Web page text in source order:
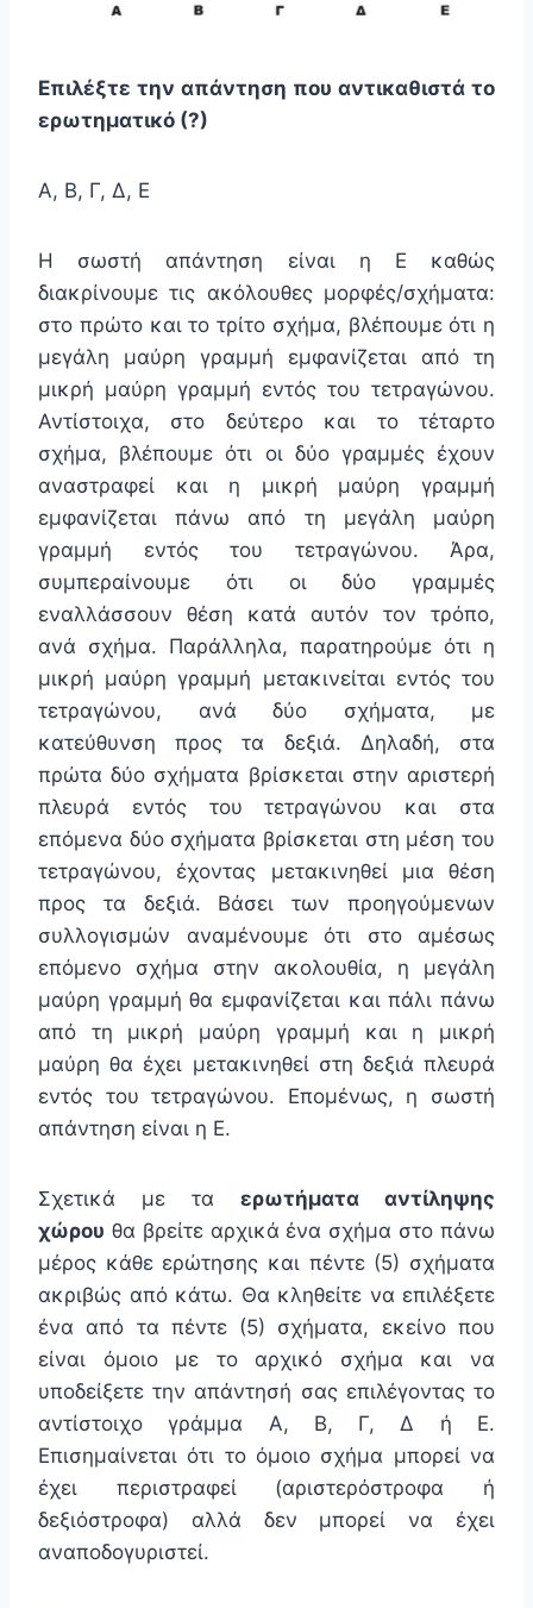
Επιλέξτε την απάντηση που αντικαθιστά το
ερωτηματικό (?)
Α, Β, Γ, Δ, Ε
Η σωστή απάντηση είναι η Ε καθώς
διακρίνουμε τις ακόλουθες μορφές/σχήματα:
στο πρώτο και το τρίτο σχήμα, βλέπουμε ότι η
μεγάλη μαύρη γραμμή εμφανίζεται από τη
μικρή μαύρη γραμμή εντός του τετραγώνου.
Αντίστοιχα, στο δεύτερο και το τέταρτο
σχήμα, βλέπουμε ότι οι δύο γραμμές έχουν
αναστραφεί και η μικρή μαύρη γραμμή
εμφανίζεται πάνω από τη μεγάλη μαύρη
γραμμή εντός του τετραγώνου. Άρα,
συμπεραίνουμε ότι οι δύο γραμμές
εναλλάσσουν θέση κατά αυτόν τον τρόπο,
ανά σχήμα. Παράλληλα, παρατηρούμε ότι η
μικρή μαύρη γραμμή μετακινείται εντός του
τετραγώνου, ανά δύο σχήματα, με
κατεύθυνση προς τα δεξιά. Δηλαδή, στα
πρώτα δύο σχήματα βρίσκεται στην αριστερή
πλευρά εντός του τετραγώνου και στα
επόμενα δύο σχήματα βρίσκεται στη μέση του
τετραγώνου, έχοντας μετακινηθεί μια θέση
προς τα δεξιά. Βάσει των προηγούμενων
συλλογισμών αναμένουμε ότι στο αμέσως
επόμενο σχήμα στην ακολουθία, η μεγάλη
μαύρη γραμμή θα εμφανίζεται και πάλι πάνω
από τη μικρή μαύρη γραμμή και η μικρή
μαύρη θα έχει μετακινηθεί στη δεξιά πλευρά
εντός του τετραγώνου. Επομένως, η σωστή
απάντηση είναι η Ε.
Σχετικά με τα ερωτήματα αντίληψης
χώρου θα βρείτε αρχικά ένα σχήμα στο πάνω
μέρος κάθε ερώτησης και πέντε (5) σχήματα
ακριβώς από κάτω. Θα κληθείτε να επιλέξετε
ένα από τα πέντε (5) σχήματα, εκείνο που
είναι όμοιο με το αρχικό σχήμα και να
υποδείξετε την απάντησή σας επιλέγοντας το
αντίστοιχο γράμμα Α, Β, Γ, Δ ή Ε.
Επισημαίνεται ότι το όμοιο σχήμα μπορεί να
έχει περιστραφεί (αριστερόστροφα ή
δεξιόστροφα) αλλά δεν μπορεί να έχει
αναποδογυριστεί.